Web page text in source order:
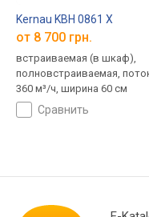
Kernau KBH 0861 X
от 8 700 грн.
встраиваемая (в шкаф),
полновстраиваемая,
360 м³/ч, ширина 60 см
сравнить